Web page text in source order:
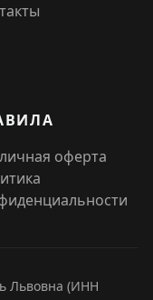
оферта
Львовна (ИНН